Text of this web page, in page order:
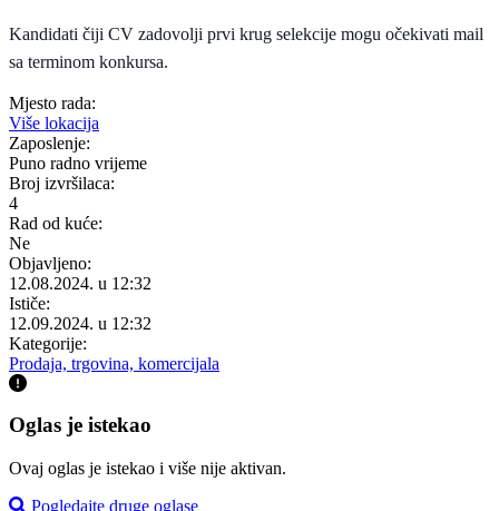
Kandidati čiji CV zadovolji prvi krug selekcije mogu očekivati mail
sa terminom konkursa.
Mjesto rada:
Više lokacija
Zaposlenje:
Puno radno vrijeme
Broj izvršilaca:
4
Rad od kuće:
Ne
Objavljeno:
12.08.2024. u 12:32
Ističe:
12.09.2024. u 12:32
Kategorije:
Prodaja, trgovina, komercijala
Oglas je istekao
Ovaj oglas je istekao i više nije aktivan.
Pogledajte druge oglase